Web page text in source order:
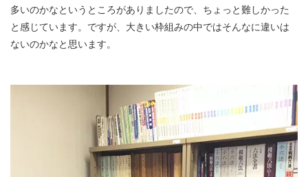
多いのかなというところがありましたので、ちょっと難しかった
と感じています。ですが、大きい枠組みの中ではそんなに違いは
ないのかなと思います。